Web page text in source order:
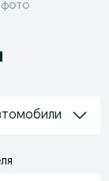
фото